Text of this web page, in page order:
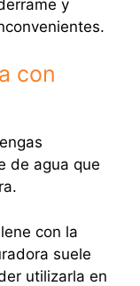
y
con
de agua que
con la
suele
utilizarla en